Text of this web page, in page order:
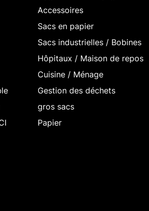
Accessoires
Sacs en papier
Sacs industrielles / Bobines
Hôpitaux / Maison de repos
Cuisine / Ménage
Gestion des déchets
gros sacs
Papier